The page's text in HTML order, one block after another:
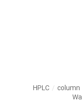
/ column